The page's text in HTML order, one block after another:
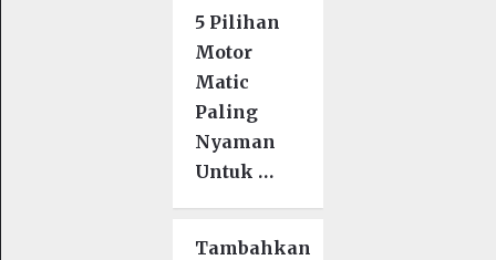
5 Pilihan
Motor
Matic
Paling
Nyaman
Untuk …
Tambahkan